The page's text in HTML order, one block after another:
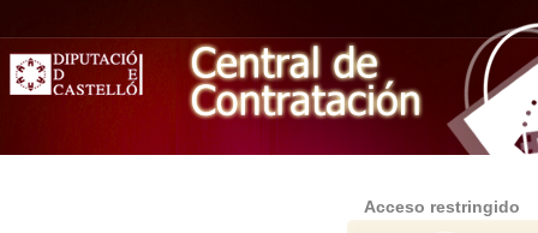
Acceso restringido